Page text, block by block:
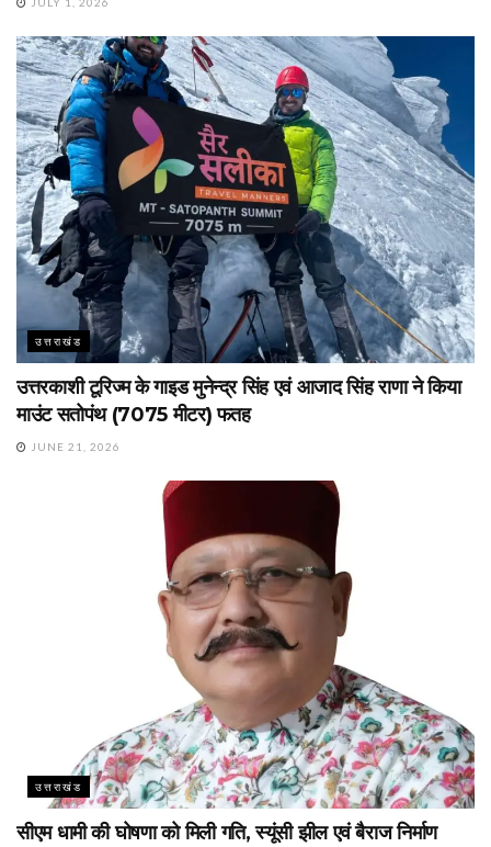
उत्तराखंड
उत्तरकाशी टूरिज्म के गाइड मुनेन्द्र सिंह एवं आजाद सिंह राणा ने किया
माउंट सतोपंथ (7075 मीटर) फतह
JUNE 21, 2026
उत्तराखंड
सीएम धामी की घोषणा को मिली गति, स्यूंसी झील एवं बैराज निर्माण